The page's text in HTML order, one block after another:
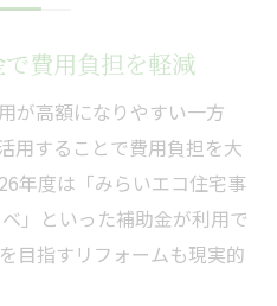
費用負担を軽減
が高額になりやすい一方
用することで費用負担を大
年度は「みらいエコ住宅事
」といった補助金が利用で
目指すリフォームも現実的